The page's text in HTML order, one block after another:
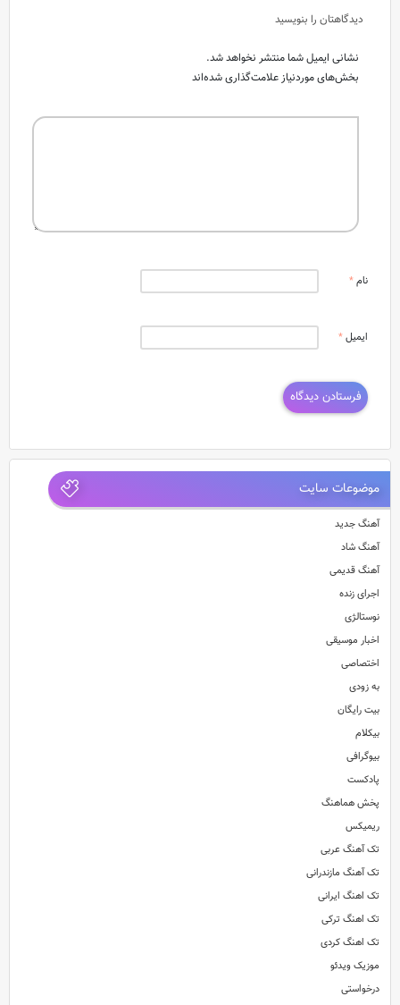
دیدگاهتان را بنویسید
نشانی ایمیل شما منتشر نخواهد شد.
بخش‌های موردنیاز علامت‌گذاری شده‌اند
نام*
ایمیل*
موضوعات سایت
آهنگ جدید
آهنگ شاد
آهنگ قدیمی
اجرای زنده
نوستالژی
اخبار موسیقی
اختصاصی
به زودی
بیت رایگان
بیکلام
بیوگرافی
پادکست
پخش هماهنگ
ریمیکس
تک آهنگ عربی
تک آهنگ مازندرانی
تک اهنگ ایرانی
تک اهنگ ترکی
تک اهنگ کردی
موزیک ویدئو
درخواستی